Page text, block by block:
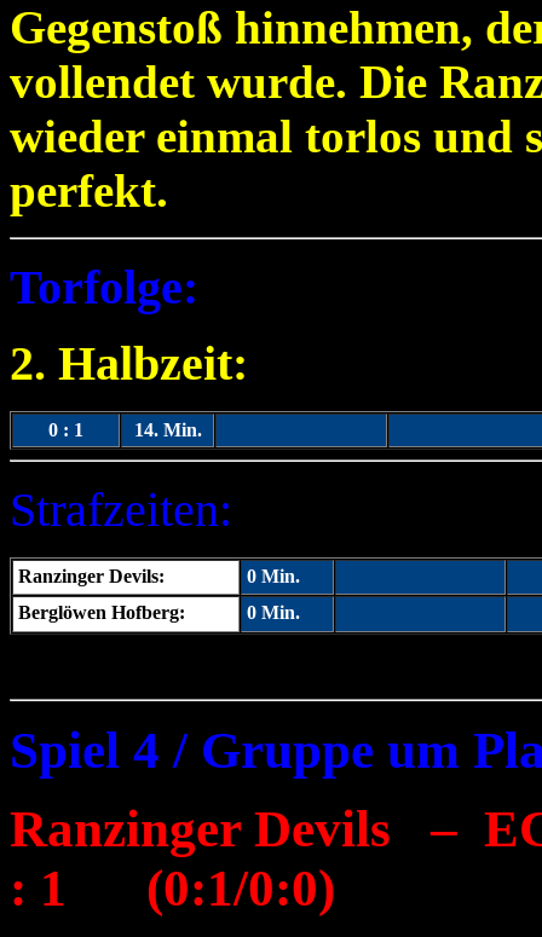
Gegenstoß hinnehmen,
vollendet wurde. Die
wieder einmal torlos und
perfekt.
Torfolge:
2. Halbzeit:
0 : 1 14. Min.
Strafzeiten:
Ranzinger Devils: 0 Min.
Berglöwen Hofberg:
0 Min.
Spiel 4 / Gruppe um
Ranzinger Devils –
: 1 (0:1/0:0)